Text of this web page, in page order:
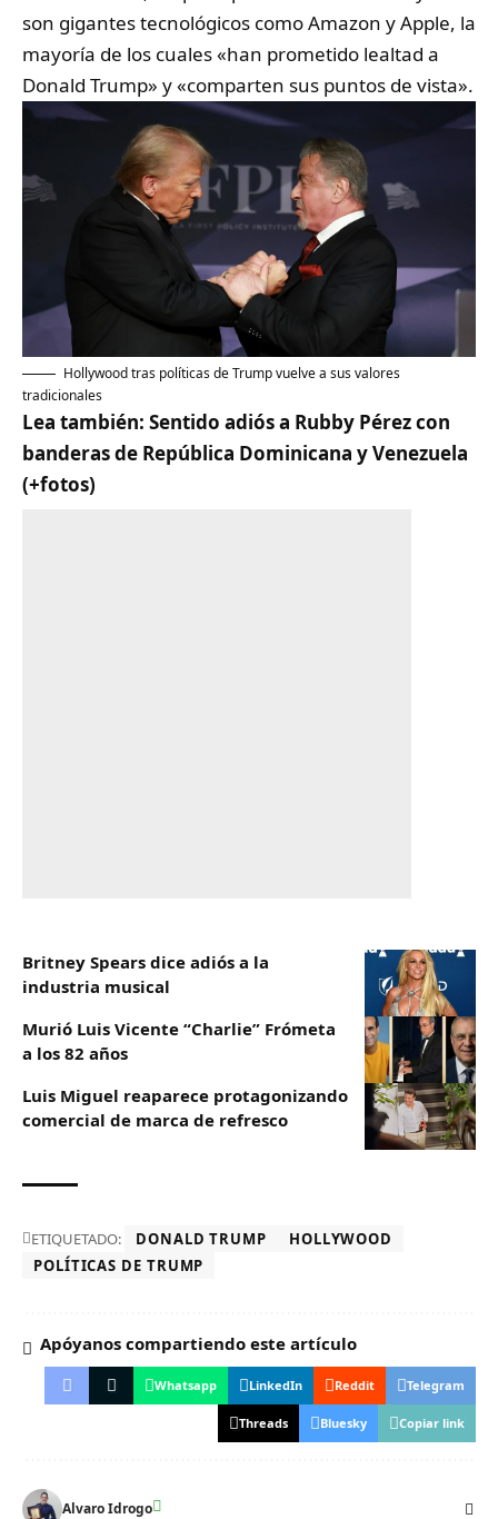
son gigantes tecnológicos como Amazon y Apple, la
mayoría de los cuales «han prometido lealtad a
Donald Trump» y «comparten sus puntos de vista».
Hollywood tras políticas de Trump vuelve a sus valores
tradicionales
Lea también: Sentido adiós a Rubby Pérez con
banderas de República Dominicana y Venezuela
(+fotos)
Britney Spears dice adiós a la
industria musical
Murió Luis Vicente “Charlie” Frómeta
a los 82 años
Luis Miguel reaparece protagonizando
comercial de marca de refresco
ETIQUETADO: DONALD TRUMP
HOLLYWOOD
POLÍTICAS DE TRUMP
Apóyanos compartiendo este artículo
Whatsapp LinkedIn Reddit Telegram
Threads Bluesky Copiar link
Alvaro Idrogo